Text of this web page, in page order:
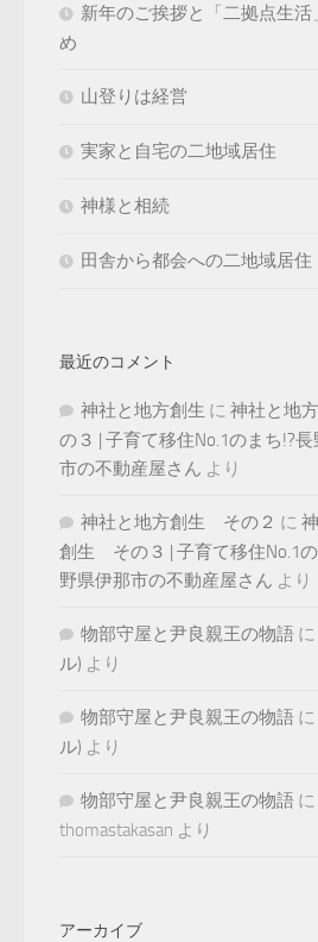
新年のご挨拶と「二拠点生活
め
山登りは経営
実家と自宅の二地域居住
神様と相続
田舎から都会への二地域居住
最近のコメント
神社と地方創生 に 神社と地
の３ | 子育て移住No.1のまち!?
市の不動産屋さん より
神社と地方創生 その２ に
創生 その３ | 子育て移住No.1
野県伊那市の不動産屋さん より
物部守屋と尹良親王の物語 に
ル) より
物部守屋と尹良親王の物語 に
ル) より
物部守屋と尹良親王の物語 に
thomastakasan より
アーカイブ